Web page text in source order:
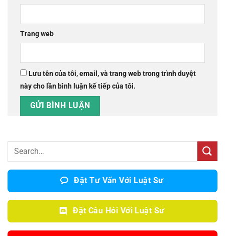
Trang web
Lưu tên của tôi, email, và trang web trong trình duyệt
này cho lần bình luận kế tiếp của tôi.
Đặt Tư Vấn Với Luật Sư
Đặt Câu Hỏi Với Luật Sư